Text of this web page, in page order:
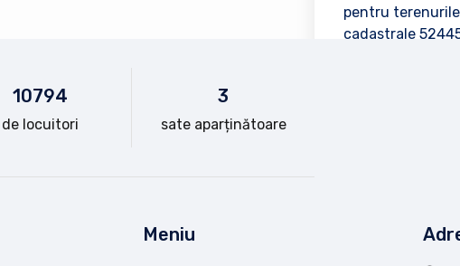
pentru
cadastrale
10794
de locuitori
3
sate aparținătoare
Meniu